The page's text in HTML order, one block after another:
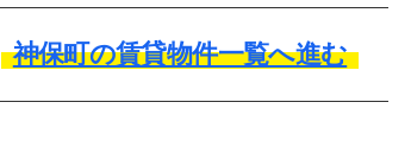
神保町の賃貸物件一覧へ進む